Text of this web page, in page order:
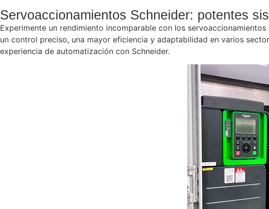
Servoaccionamientos Schneider: potentes
Experimente un rendimiento incomparable con los
un control preciso, una mayor eficiencia y adaptabilidad en varios
experiencia de automatización con Schneider.